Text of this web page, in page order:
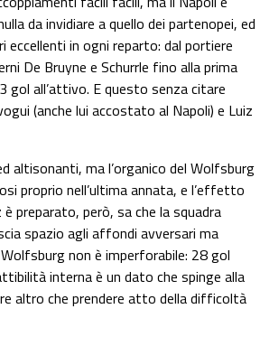
da invidiare a quello dei partenopei, ed
in ogni reparto: dal portiere
De Bruyne e Schurrle fino alla prima
gol all’attivo. E questo senza citare
(anche lui accostato al Napoli) e Luiz
altisonanti, ma l’organico del Wolfsburg
proprio nell’ultima annata, e l’effetto
preparato, però, sa che la squadra
spazio agli affondi avversari ma
non è imperforabile: 28 gol
interna è un dato che spinge alla
altro che prendere atto della difficoltà